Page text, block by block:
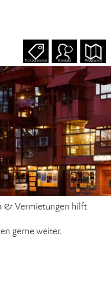
Ticketservice Kontakt Programm
& Vermietungen hilft
gerne weiter.